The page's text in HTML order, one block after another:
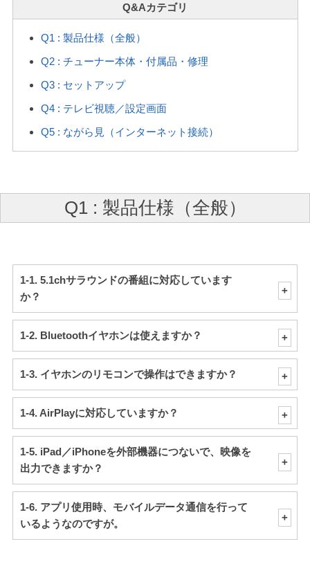
Q1 : 製品仕様（全般）
Q2 : チューナー本体・付属品・修理
Q3 : セットアップ
Q4 : テレビ視聴／設定画面
Q5 : ながら見（インターネット接続）
Q1 : 製品仕様（全般）
1-1. 5.1chサラウンドの番組に対応しています
か？
1-2. Bluetoothイヤホンは使えますか？
1-3. イヤホンのリモコンで操作はできますか？
1-4. AirPlayに対応していますか？
1-5. iPad／iPhoneを外部機器につないで、映像を
出力できますか？
1-6. アプリ使用時、モバイルデータ通信を行って
いるようなのですが。